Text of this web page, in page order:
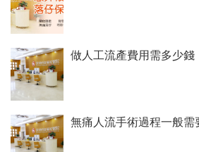
做人工流產費用需多少錢
無痛人流手術過程一般需